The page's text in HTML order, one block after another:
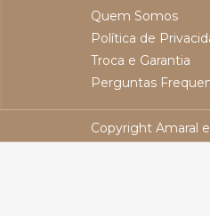
Quem Somos
Política de
Troca e Garantia
Perguntas
Copyright Amaral